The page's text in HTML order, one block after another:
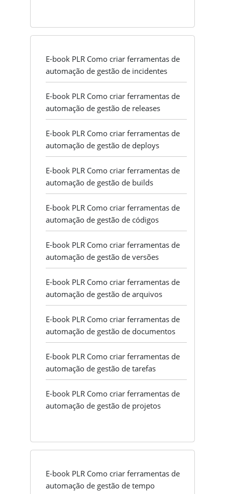
E-book PLR Como criar ferramentas de
automação de gestão de incidentes
E-book PLR Como criar ferramentas de
automação de gestão de releases
E-book PLR Como criar ferramentas de
automação de gestão de deploys
E-book PLR Como criar ferramentas de
automação de gestão de builds
E-book PLR Como criar ferramentas de
automação de gestão de códigos
E-book PLR Como criar ferramentas de
automação de gestão de versões
E-book PLR Como criar ferramentas de
automação de gestão de arquivos
E-book PLR Como criar ferramentas de
automação de gestão de documentos
E-book PLR Como criar ferramentas de
automação de gestão de tarefas
E-book PLR Como criar ferramentas de
automação de gestão de projetos
E-book PLR Como criar ferramentas de
automação de gestão de tempo